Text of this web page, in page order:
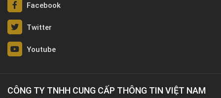
Facebook
Twitter
Youtube
CÔNG TY TNHH CUNG CẤP THÔNG TIN VIỆT NAM